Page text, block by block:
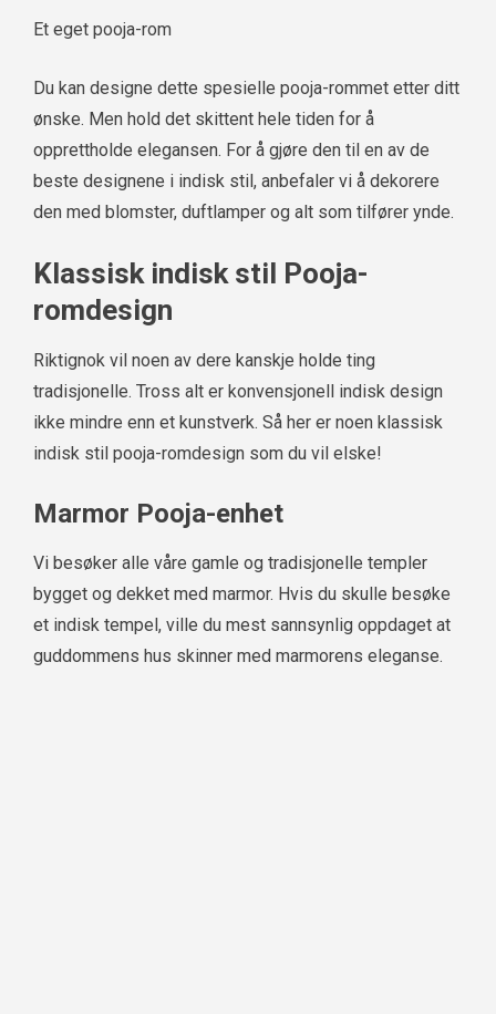
Et eget pooja-rom
Du kan designe dette spesielle pooja-rommet etter ditt
ønske. Men hold det skittent hele tiden for å
opprettholde elegansen. For å gjøre den til en av de
beste designene i indisk stil, anbefaler vi å dekorere
den med blomster, duftlamper og alt som tilfører ynde.
Klassisk indisk stil Pooja-
romdesign
Riktignok vil noen av dere kanskje holde ting
tradisjonelle. Tross alt er konvensjonell indisk design
ikke mindre enn et kunstverk. Så her er noen klassisk
indisk stil pooja-romdesign som du vil elske!
Marmor Pooja-enhet
Vi besøker alle våre gamle og tradisjonelle templer
bygget og dekket med marmor. Hvis du skulle besøke
et indisk tempel, ville du mest sannsynlig oppdaget at
guddommens hus skinner med marmorens eleganse.